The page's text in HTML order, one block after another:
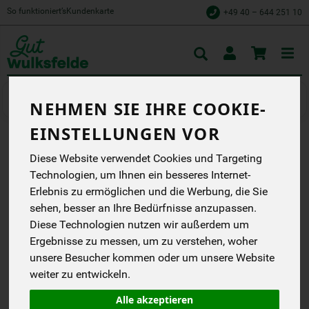
NEHMEN SIE IHRE COOKIE-
EINSTELLUNGEN VOR
Diese Website verwendet Cookies und Targeting
Technologien, um Ihnen ein besseres Internet-
Erlebnis zu ermöglichen und die Werbung, die Sie
sehen, besser an Ihre Bedürfnisse anzupassen.
Diese Technologien nutzen wir außerdem um
Ergebnisse zu messen, um zu verstehen, woher
unsere Besucher kommen oder um unsere Website
weiter zu entwickeln.
Alle akzeptieren
So funktioniert’s Kundenkarte +49 40 – 644 251 10
BABY & KIND
WASCHLOTION &
SHAMPOO
Die lavera Baby & Kinder
Waschlotion & Shampoo
reinigt extra sanft. Sanft,
die Haut der Kleinsten.
Lavera
Toggle
cart